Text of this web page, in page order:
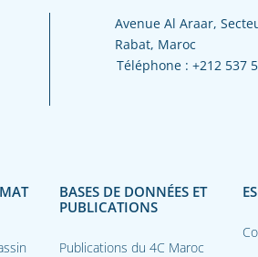
Avenue Al Araar,
Rabat, Maroc
Téléphone :+212 537
BASES DE DONNÉES ET
PUBLICATIONS
Publications du 4C Maroc